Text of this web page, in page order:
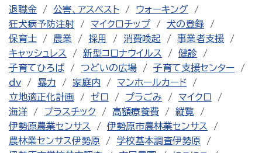
退職金
公害、アスベスト
ウォーキング
狂犬病予防注射
マイクロチップ
犬の登録
保育士
農業 採用 消費喚起
事業者支援
キャッシュレス
新型コロナウイルス
健診
子育てひろば
つどいの広場
子育て支援センター
dv
暴力 家庭内
マンホールカード
立地適正化計画
ゼロ プラごみ
マイクロ
海洋
プラスチック 高額療養費
縦覧
伊勢原農業センサス
伊勢原市農林業センサス
農林業センサス伊勢原
学校基本調査伊勢原